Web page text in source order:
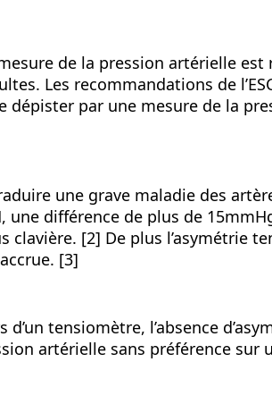
de la pression artérielle est
Les recommandations de
par une mesure de la
une grave maladie des
une différence de plus de
clavière. [2] De plus l’asymétrie
[3]
tensiomètre, l’absence
artérielle sans préférence sur